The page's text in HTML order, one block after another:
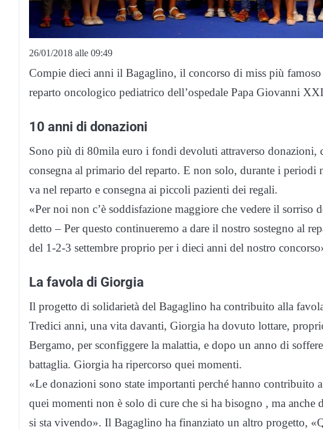
26/01/2018 alle 09:49
Compie dieci anni il Bagaglino, il concorso di miss più
reparto oncologico pediatrico dell’ospedale Papa Giovanni
10 anni di donazioni
Sono più di 80mila euro i fondi devoluti attraverso donazioni,
consegna al primario del reparto. E non solo, durante i
va nel reparto e consegna ai piccoli pazienti dei regali.
«Per noi non c’è soddisfazione maggiore che vedere il
detto – Per questo continueremo a dare il nostro sostegno al
del 1-2-3 settembre proprio per i dieci anni del nostro
La favola di Giorgia
Il progetto di solidarietà del Bagaglino ha contribuito alla
Tredici anni, una vita davanti, Giorgia ha dovuto lottare,
Bergamo, per sconfiggere la malattia, e dopo un anno di
battaglia. Giorgia ha ripercorso quei momenti.
«Le donazioni sono state importanti perché hanno contribuito
quei momenti non è solo di cure che si ha bisogno , ma anche
si sta vivendo». Il Bagaglino ha finanziato un altro progetto,